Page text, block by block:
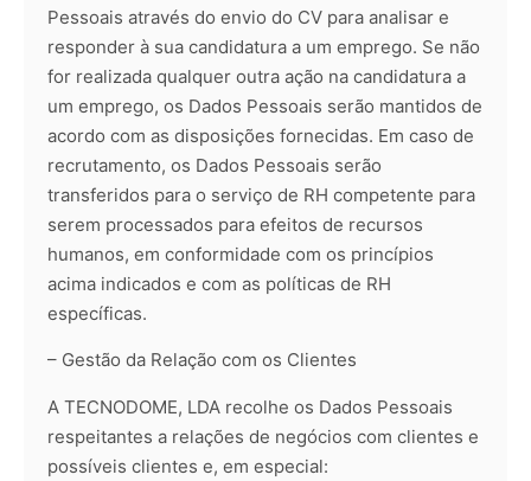
Pessoais através do envio do CV para analisar e
responder à sua candidatura a um emprego. Se não
for realizada qualquer outra ação na candidatura a
um emprego, os Dados Pessoais serão mantidos de
acordo com as disposições fornecidas. Em caso de
recrutamento, os Dados Pessoais serão
transferidos para o serviço de RH competente para
serem processados para efeitos de recursos
humanos, em conformidade com os princípios
acima indicados e com as políticas de RH
específicas.
– Gestão da Relação com os Clientes
A TECNODOME, LDA recolhe os Dados Pessoais
respeitantes a relações de negócios com clientes e
possíveis clientes e, em especial: